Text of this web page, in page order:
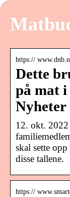
https://
Dette
på mat i
Nyheter
12. okt.
skal sette
disse tallene.
https://